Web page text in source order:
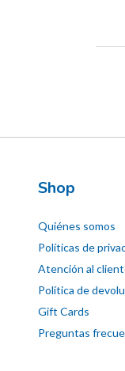
Shop
Quiénes somos
Políticas de
Atención al
Política de
Gift Cards
Preguntas